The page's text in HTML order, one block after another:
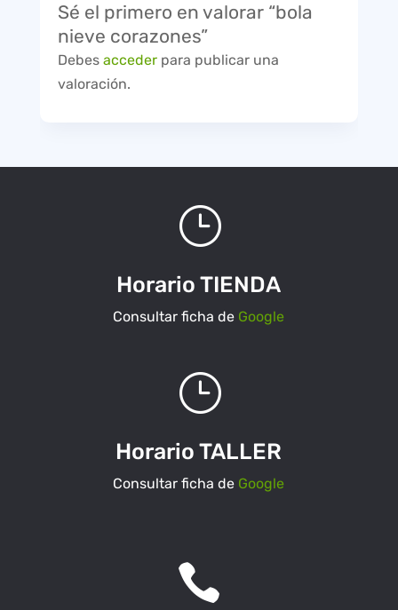
Sé el primero en valorar “bola
nieve corazones”
Debes accederpara publicar una
valoración.
}
Horario TIENDA
Consultar ficha de Google
}
Horario TALLER
Consultar ficha de Google
